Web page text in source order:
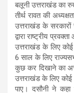
बलूनी उत्तराखंड का
तीर्थ रावत की
उत्तराखंड के
द्वारा राष्ट्रीय
उत्तराखंड के लिए
6 साल के लिए
कुछ कर दिखाने का
उत्तराखंड के लिए
पाए। दसौनी ने